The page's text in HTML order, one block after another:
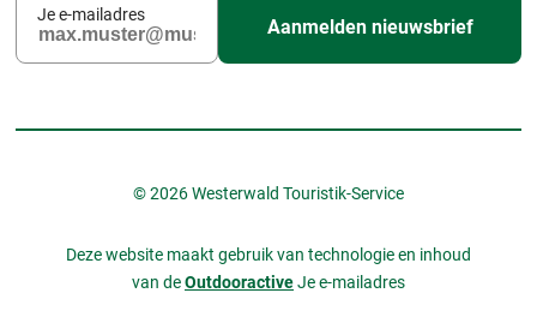
Je e-mailadres
Aanmelden nieuwsbrief
© 2026 Westerwald Touristik-Service
Deze website maakt gebruik van technologie en inhoud
van deOutdooractiveJe e-mailadres